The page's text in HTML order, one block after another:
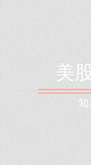
美